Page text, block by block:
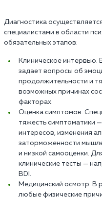
Диагностика
специалистами в области
обязательных этапов:
Клиническое интервью.
задает вопросы об
продолжительности и
возможных причинах
факторах.
Оценка симптомов.
тяжесть симптоматики
интересов, изменения
заторможенности
и низкой самооценки.
клинические тесты —
BDI.
Медицинский осмотр. В
любые физические